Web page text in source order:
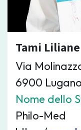
Tami Liliane
Via
6900 Lugano
Nome dello
Philo-Med